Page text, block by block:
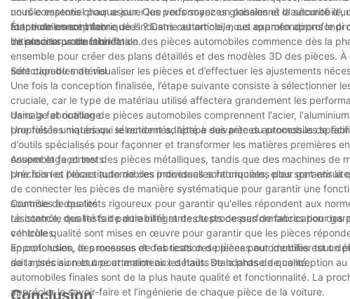
nous comptons chaque jour. Que vous soyez un passionné
fonctionnement interne de l'industrie automobile, cet examen
de susciter votre intérêt.
un rôle essentiel pour assurer les performances globales et la sécurité
automobiles sont fabriquées ? Dans cet article, nous approfondirons le
initiale à la production finale.
Étape de conception
Le processus de fabrication des pièces automobiles commence dès la
ensemble pour créer des plans détaillés et des modèles 3D des pièces.
sont capables de visualiser les pièces et d’effectuer les ajustements
Sélection du matériel
Une fois la conception finalisée, l’étape suivante consiste à sélectionner
cruciale, car le type de matériau utilisé affectera grandement les
dans la fabrication de pièces automobiles comprennent l'acier,
propriétés uniques qui le rendent adapté à des pièces automobiles
Usinage et outillage
Une fois les matériaux sélectionnés, l’étape suivante du processus de
d’outils spécialisés pour façonner et transformer les matières premières
couper et façonner des pièces métalliques, tandis que des machines de
précision et l'exactitude de ces processus sont cruciales pour garantir la
Assemblage et tests
Une fois les pièces automobiles individuelles fabriquées, elles sont
de connecter les pièces de manière systématique pour garantir une
soumises à des tests rigoureux pour garantir qu'elles répondent aux
résistance, des tests de durabilité et des tests de performances pour
véhicules.
Contrôle de qualité
Le contrôle qualité fait partie intégrante du processus de fabrication
contrôle qualité sont mises en œuvre pour garantir que les pièces
approfondies, des mesures et des tests des pièces pour identifier tout
soit mises au rebut pour maintenir les hauts standards de qualité.
En conclusion, le processus de fabrication de pièces automobiles est un
de la précision et une attention aux détails. De la phase de conception
automobiles finales sont de la plus haute qualité et fonctionnalité. La
apprécier le savoir-faire et l’ingénierie de chaque pièce de la voiture.
Conclusion